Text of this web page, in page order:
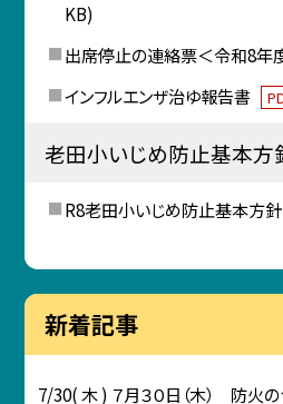
KB)
出席停止の連絡票＜令和8年
インフルエンザ治ゆ報告書
老田小いじめ防止基本方
R8老田小いじめ防止基本方針
新着記事
7/30( 木 ) ７月３０日（木） 防火